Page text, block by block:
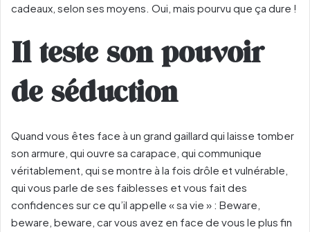
cadeaux, selon ses moyens. Oui, mais pourvu que ça dure !
Il teste son pouvoir
de séduction
Quand vous êtes face à un grand gaillard qui laisse tomber
son armure, qui ouvre sa carapace, qui communique
véritablement, qui se montre à la fois drôle et vulnérable,
qui vous parle de ses faiblesses et vous fait des
confidences sur ce qu’il appelle « sa vie » : Beware,
beware, beware, car vous avez en face de vous le plus fin